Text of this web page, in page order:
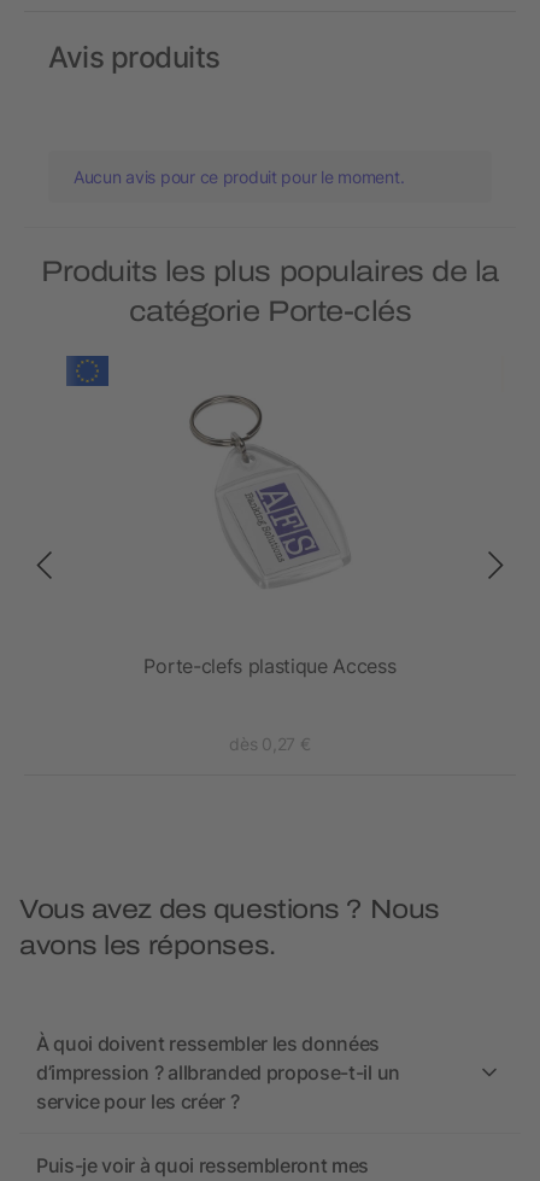
Avis produits
Aucun avis pour ce produit pour le moment.
Produits les plus populaires de la
catégorie Porte-clés
Porte-clefs plastique Access
dès 0,27 €
Vous avez des questions ? Nous
avons les réponses.
À quoi doivent ressembler les données
d’impression ? allbranded propose-t-il un
service pour les créer ?
Puis-je voir à quoi ressembleront mes